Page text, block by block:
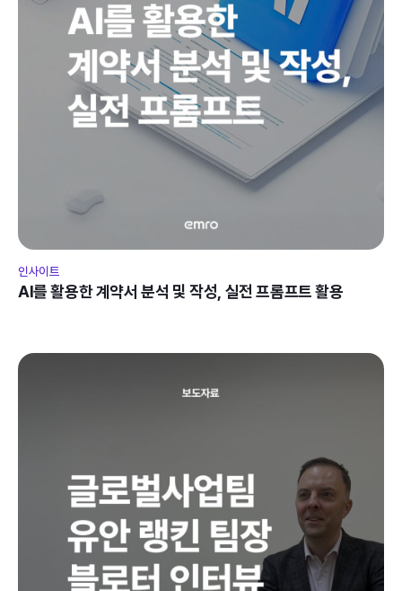
인사이트
AI를 활용한 계약서 분석 및 작성, 실전 프롬프트 활용